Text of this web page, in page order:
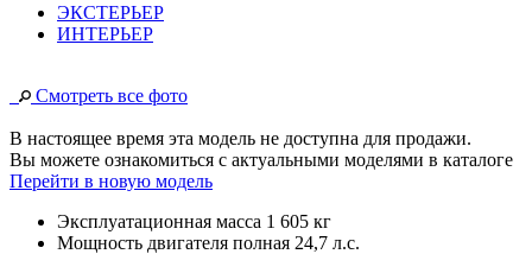
ЭКСТЕРЬЕР
ИНТЕРЬЕР
Смотреть все фото
В настоящее время эта модель не доступна для продажи.
Вы можете ознакомиться с актуальными моделями в каталоге
Перейти в новую модель
Эксплуатационная масса 1 605 кг
Мощность двигателя полная 24,7 л.с.